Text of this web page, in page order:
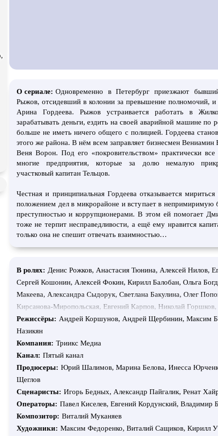
О сериале: Одновременно в Петербург приезжают
Рыжов, отсидевший в колонии за превышение полномочий, и
Арина Гордеева. Рыжов устраивается работать в
зарабатывать деньги, ездить на своей аварийной машине по
больше не иметь ничего общего с полицией. Гордеева
этого же района. В нём всем заправляет бизнесмен
Веня Ворон. Под его «покровительством» практически
многие предприятия, которые за долю немалую
участковый капитан Тельцов.
Честная и принципиальная Гордеева отказывается
положением дел в микрорайоне и вступает в непримиримую
преступностью и коррупционерами. В этом ей помогает
тоже не терпит несправедливости, а ещё ему нравится
только она не спешит отвечать взаимностью…
В ролях: Денис Рожков, Анастасия Тюнина, Алексей Нилов,
Сергей Кошонин, Алексей Фокин, Кирилл Балобан, Ольга
Макеева, Александра Сыдорук, Светлана Бакулина, Олег
Кирсанова-Миропольская, Евгений Карпов, Николай Горшков,
Пайгалик, Василий Рукша, Светлана Киреева, Игорь Вуколов,
Перелыгин, Денис Моисеев, Игорь Михайлов, Дмитрий
Каллистов, Евгений Новоселов, Ксения Скакун, Иван Забашта,
Антонов, Евгений Березкин, Алексей Байдаков, Анастасия
Александр Есаулов, Сарвар Норматов, Виктория Попугаева,
Светлана Волошина, Вадим Бадмацыренов, Никита
Лиманов, Светлана Ваганова, Мария Клешнина, Роман
Михайлусов, Александр Халюта, Александр Классен, Ольга
Каун, Людмила Григораш, Екатерина Ильина, Валентина
Шабельников, Геннадий Сорокин, Мария Минакова, Полина
Режиссёры: Андрей Коршунов, Андрей Щербинин, Максим
Назикян
Компания: Триикс Медиа
Канал: Пятый канал
Продюсеры: Юрий Шалимов, Марина Белова, Инесса
Щеглов
Сценаристы: Игорь Бедных, Александр Пайгалик, Ренат
Операторы: Павел Киселев, Евгений Кордунский, Владимир
Композитор: Виталий Муканяев
Художники: Максим Федоренко, Виталий Сащиков, Кирилл